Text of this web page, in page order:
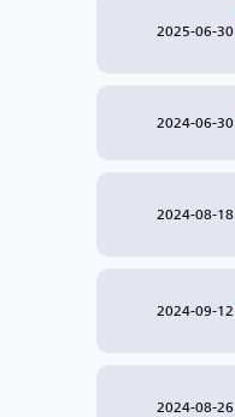
2025-06-30
2024-06-30
2024-08-18
2024-09-12
2024-08-26